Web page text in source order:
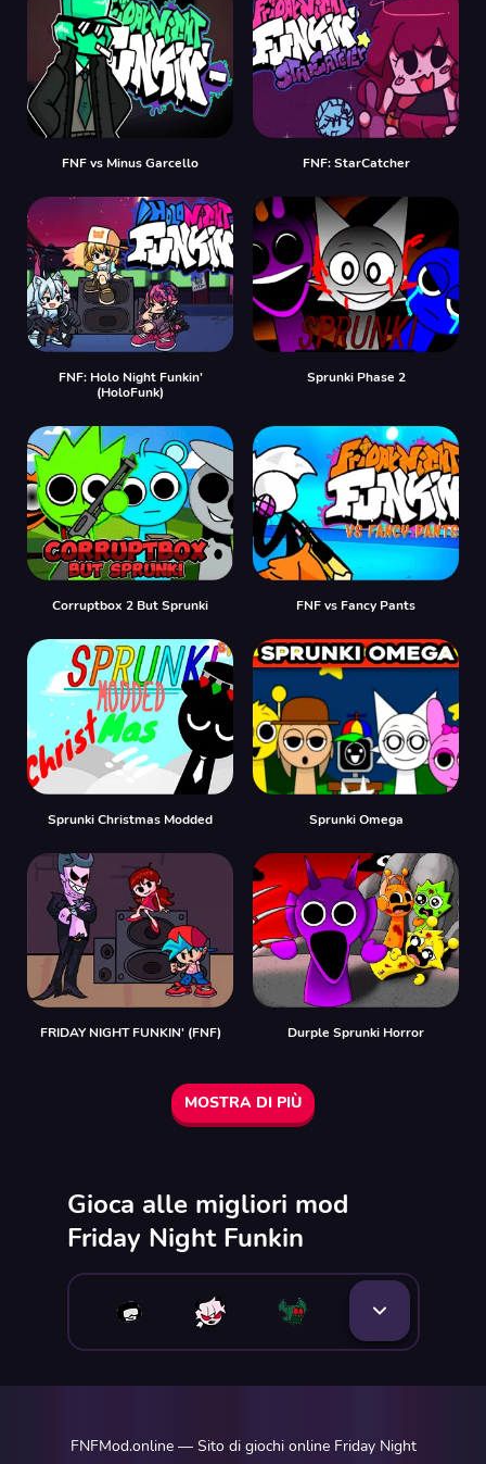
FNF vs Minus Garcello FNF: StarCatcher
FNF: Holo Night Funkin'
(HoloFunk)
Sprunki Phase 2
Corruptbox 2 But Sprunki FNF vs Fancy Pants
Sprunki Christmas Modded Sprunki Omega
FRIDAY NIGHT FUNKIN' (FNF) Durple Sprunki Horror
MOSTRA DI PIÙ
Gioca alle migliori mod
Friday Night Funkin
FNFMod.online — Sito di giochi online Friday Night